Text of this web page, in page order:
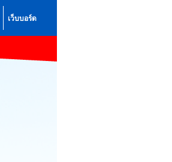
เว็บบอร์ด